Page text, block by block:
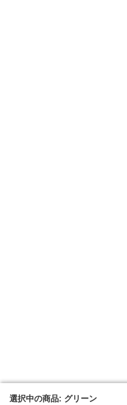
選択中の商品: グリーン
選択中の商品: グリーン